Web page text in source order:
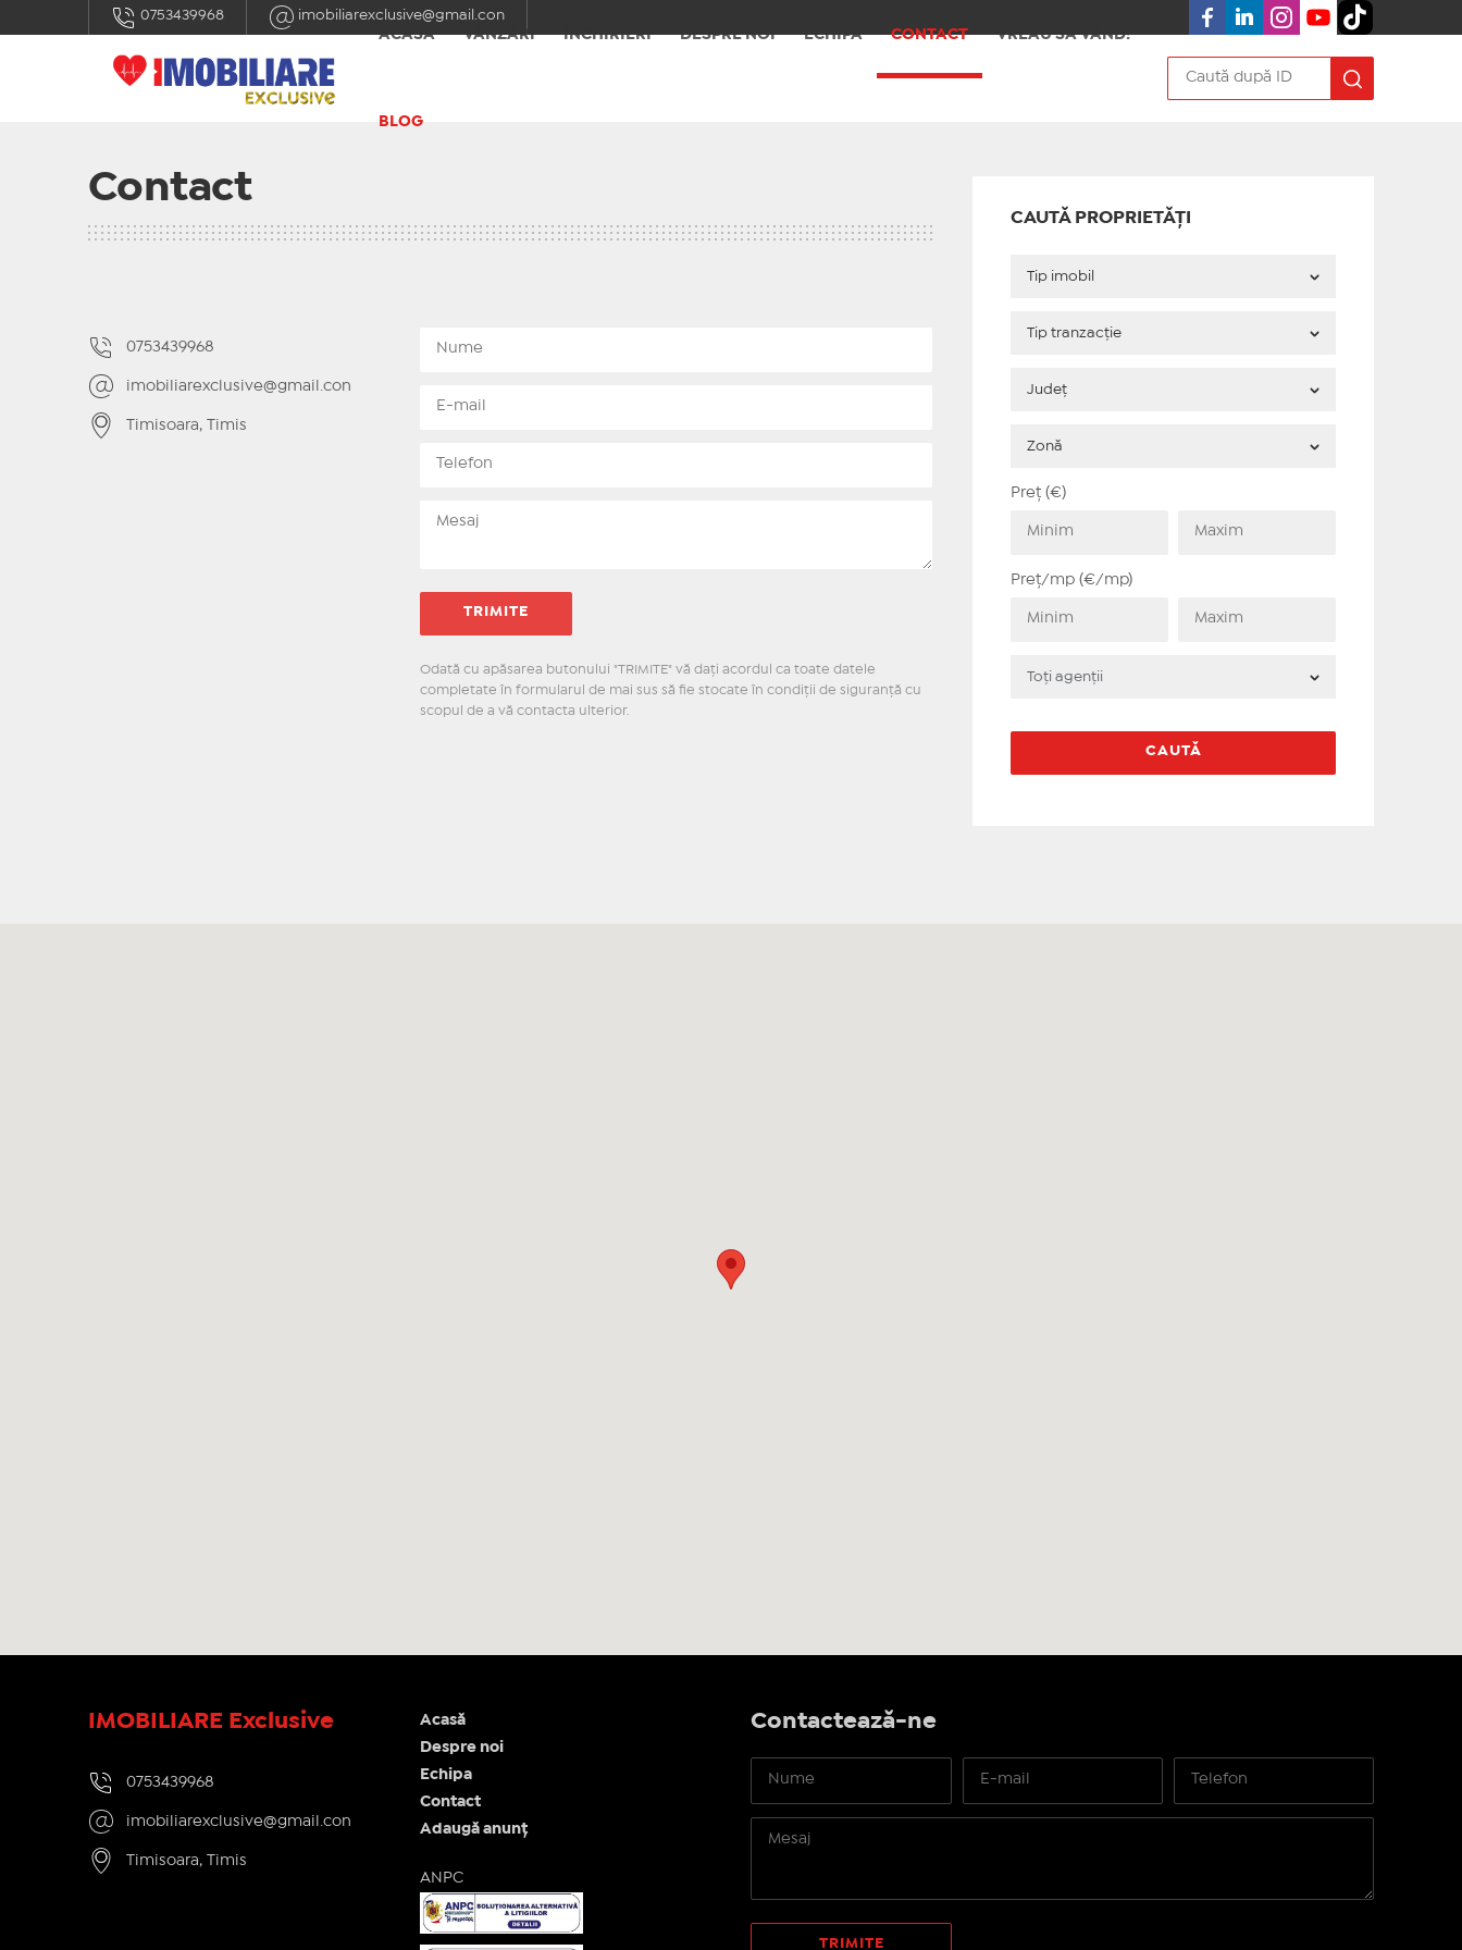
0753439968
imobiliarexclusive@gmail.con
ACASĂ
VÂNZĂRI ÎNCHIRIERI DESPRE NOI ECHIPA CONTACT VREAU SA VÂND!
BLOG
Contact
0753439968
imobiliarexclusive@gmail.con
Timisoara, Timis
Odată cu apăsarea butonului "TRIMITE" vă daţi acordul ca toate datele
completate în formularul de mai sus să fie stocate în condiţii de siguranţă cu
scopul de a vă contacta ulterior.
CAUTĂ PROPRIETĂȚI
Preț (€)
Preț/mp (€/mp)
IMOBILIARE Exclusive
0753439968
imobiliarexclusive@gmail.con
Timisoara, Timis
Acasă
Despre noi
Echipa
Contact
Adaugă anunț
ANPC
Contactează-ne